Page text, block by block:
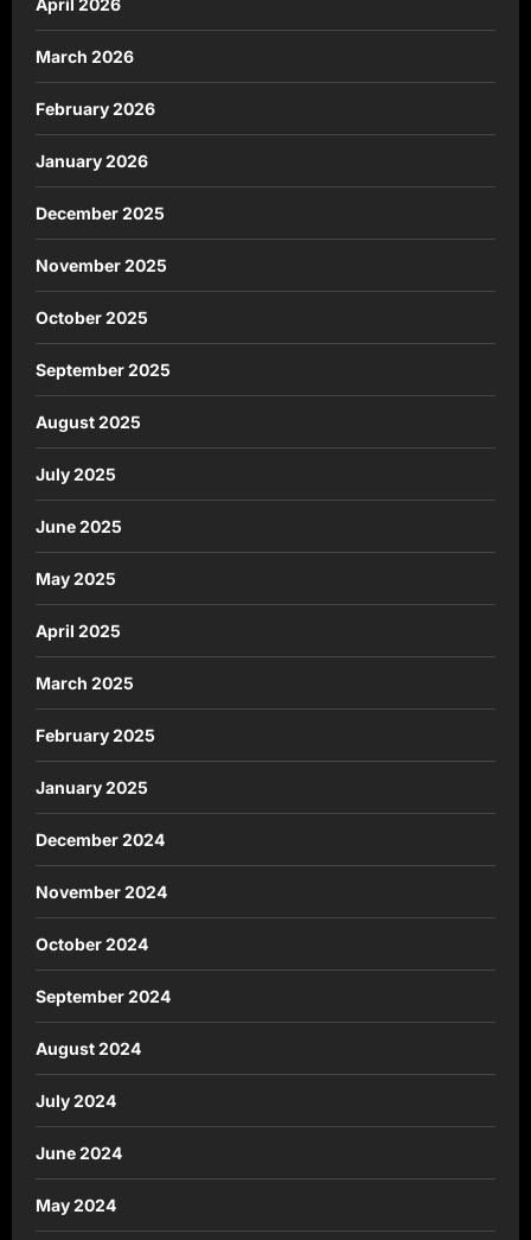
April 2026
March 2026
February 2026
January 2026
December 2025
November 2025
October 2025
September 2025
August 2025
July 2025
June 2025
May 2025
April 2025
March 2025
February 2025
January 2025
December 2024
November 2024
October 2024
September 2024
August 2024
July 2024
June 2024
May 2024